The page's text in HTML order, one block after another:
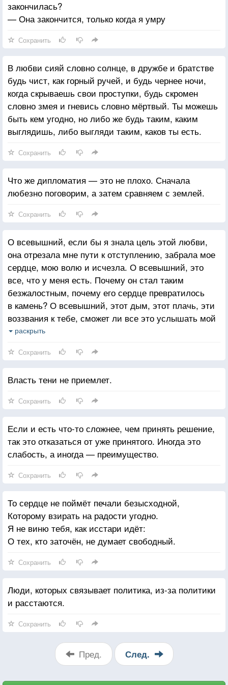
закончилась?
— Она закончится, только когда я умру
Сохранить
В любви сияй словно солнце, в дружбе и братстве
будь чист, как горный ручей, и будь чернее ночи,
когда скрываешь свои проступки, будь скромен
словно змея и гневись словно мёртвый. Ты можешь
быть кем угодно, но либо же будь таким, каким
выглядишь, либо выгляди таким, каков ты есть.
Сохранить
Что же дипломатия — это не плохо. Сначала
любезно поговорим, а затем сравняем с землей.
Сохранить
О всевышний, если бы я знала цель этой любви,
она отрезала мне пути к отступлению, забрала мое
сердце, мою волю и исчезла. О всевышний, это
все, что у меня есть. Почему он стал таким
безжалостным, почему его сердце превратилось
в камень? О всевышний, этот дым, этот плачь, эти
воззвания к тебе, сможет ли все это услышать мой
любимый? Услышит ли он? Если бы я знала!
пелена перед моими глазами? Все это потому, что
ты для меня все. Все есть ты для меня. Когда
я молчу, когда говорю, у меня перед глазами твоя
ты. О всевышний, где место телу, созданному из
глины, где пристанище души и сердца?
О всевышний, земная ночь с черным ликом, не
может она сравниться с твоим днем, не может
прийти за моей весной осень с каменным сердцем.
О губы, что скрывают чувства и правду, пришло
время замолчать.
раскрыть
Сохранить
Власть тени не приемлет.
Сохранить
Если и есть что-то сложнее, чем принять решение,
так это отказаться от уже принятого. Иногда это
слабость, а иногда — преимущество.
Сохранить
То сердце не поймёт печали безысходной,
Которому взирать на радости угодно.
Я не виню тебя, как исстари идёт:
О тех, кто заточён, не думает свободный.
Сохранить
Люди, которых связывает политика, из-за политики
и расстаются.
Сохранить
Пред. След.